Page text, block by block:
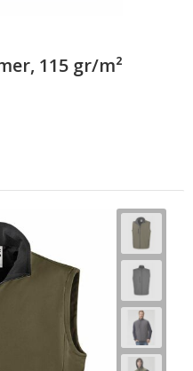
115 gr/m²